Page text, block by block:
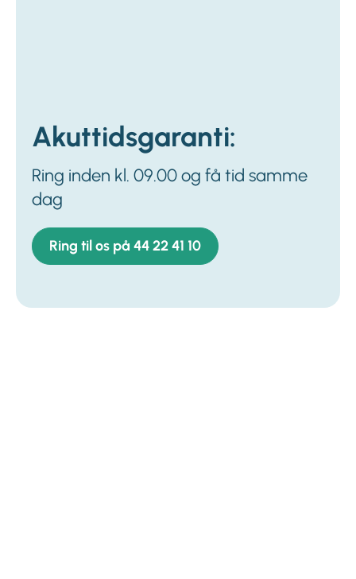
Akuttidsgaranti:
Ring inden kl. 09.00 og få tid samme
dag
Ring til os på 44 22 41 10